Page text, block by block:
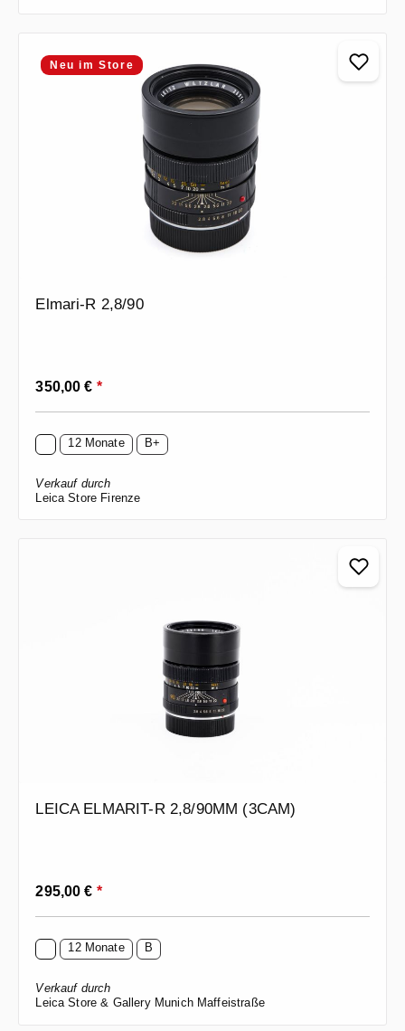
Neu im Store
Elmari-R 2,8/90
Regulärer Preis:
350,00 € *
12 Monate B+
Verkauf durch
Leica Store Firenze
LEICA ELMARIT-R 2,8/90MM (3CAM)
Regulärer Preis:
295,00 € *
12 Monate B
Verkauf durch
Leica Store & Gallery Munich Maffeistraße